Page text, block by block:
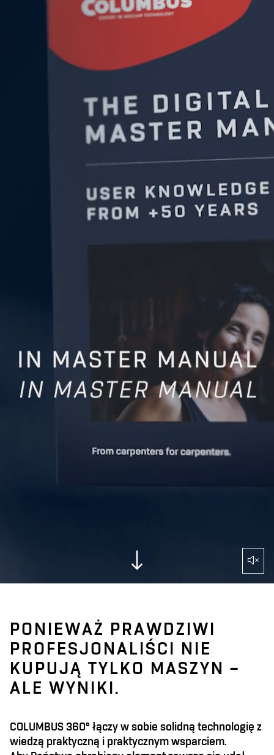
PONIEWAŻ PRAWDZIWI
PROFESJONALIŚCI NIE
KUPUJĄ TYLKO MASZYN –
ALE WYNIKI.
COLUMBUS 360° łączy w sobie solidną technologię z
wiedzą praktyczną i praktycznym wsparciem.